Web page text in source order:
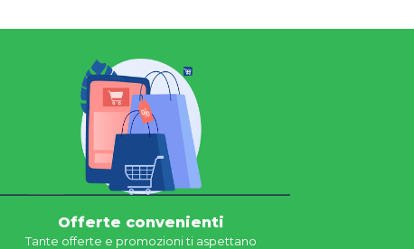
Offerte convenienti
Tante offerte e promozioni ti aspettano